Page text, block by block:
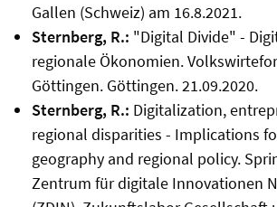
Gallen (Schweiz) am 16.8.2021.
Sternberg, R.: "Digital Divide" -
regionale Ökonomien.
Göttingen. Göttingen. 21.09.2020.
Sternberg, R.: Digitalization,
regional disparities - Implications
geography and regional policy.
Zentrum für digitale Innovationen